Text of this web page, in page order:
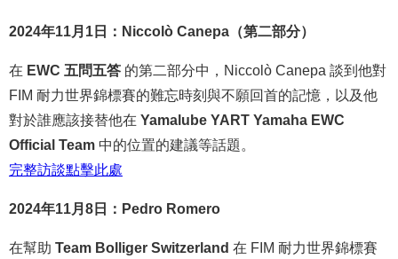
2024年11月1日：Niccolò Canepa（第二部分）
在 EWC 五問五答 的第二部分中，Niccolò Canepa 談到他對
FIM 耐力世界錦標賽的難忘時刻與不願回首的記憶，以及他
對於誰應該接替他在 Yamalube YART Yamaha EWC
Official Team 中的位置的建議等話題。
完整訪談點擊此處
2024年11月8日：Pedro Romero
在幫助 Team Bolliger Switzerland 在 FIM 耐力世界錦標賽